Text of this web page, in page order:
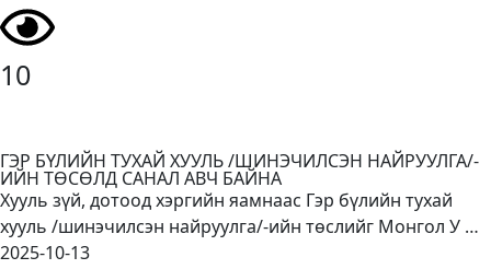
10
ГЭР БҮЛИЙН ТУХАЙ ХУУЛЬ /ШИНЭЧИЛСЭН НАЙРУУЛГА/-
ИЙН ТӨСӨЛД САНАЛ АВЧ БАЙНА
Хууль зүй, дотоод хэргийн яамнаас Гэр бүлийн тухай
хууль /шинэчилсэн найруулга/-ийн төслийг Монгол У …
2025-10-13